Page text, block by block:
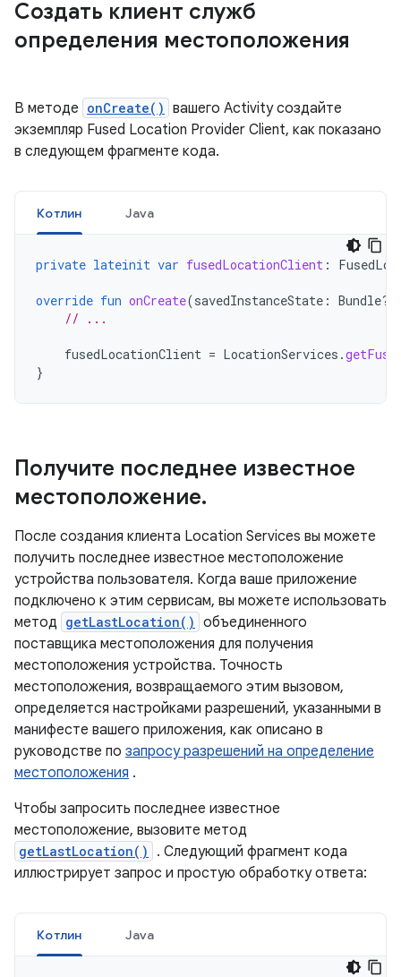
Создать клиент служб
определения местоположения
В методе onCreate() вашего Activity создайте
экземпляр Fused Location Provider Client, как показано
в следующем фрагменте кода.
Котлин Java
private lateinit var fusedLocationClient :
override fun onCreate(savedInstanceState : Bundle?)
// ...
fusedLocationClient = LocationServices .
}
Получите последнее известное
местоположение.
После создания клиента Location Services вы можете
получить последнее известное местоположение
устройства пользователя. Когда ваше приложение
подключено к этим сервисам, вы можете использовать
метод getLastLocation() объединенного
поставщика местоположения для получения
местоположения устройства. Точность
местоположения, возвращаемого этим вызовом,
определяется настройками разрешений, указанными в
манифесте вашего приложения, как описано в
руководстве по запросу разрешений на определение
местоположения .
Чтобы запросить последнее известное
местоположение, вызовите метод
getLastLocation()
. Следующий фрагмент кода
иллюстрирует запрос и простую обработку ответа:
Котлин Java